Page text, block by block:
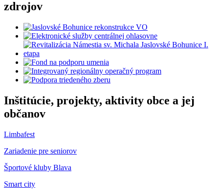
zdrojov
Inštitúcie, projekty, aktivity obce a jej
občanov
Limbafest
Zariadenie pre seniorov
Športové kluby Blava
Smart city